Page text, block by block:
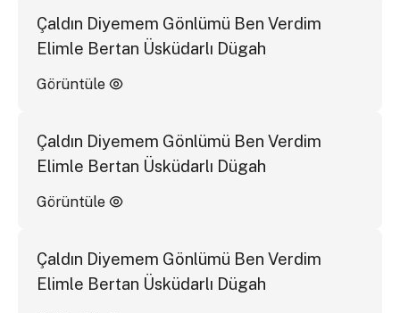
Çaldın Diyemem Gönlümü Ben Verdim
Elimle Bertan Üsküdarlı Dügah
Görüntüle
Çaldın Diyemem Gönlümü Ben Verdim
Elimle Bertan Üsküdarlı Dügah
Görüntüle
Çaldın Diyemem Gönlümü Ben Verdim
Elimle Bertan Üsküdarlı Dügah